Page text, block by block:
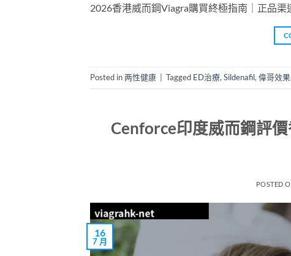
2026香港威而鋼Viagra購買終極指南｜正品
Posted in两性健康 Tagged ED治療,Sildenafil,偉哥效果
Cenforce印度威而鋼評
POSTED
16
7 月